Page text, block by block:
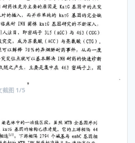
截图 1/5